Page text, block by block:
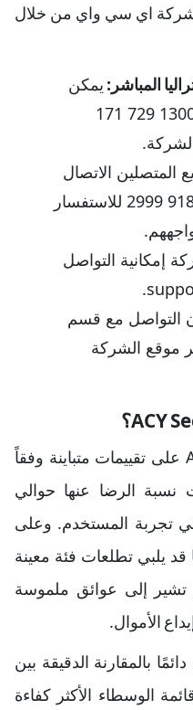
شركة اي سي واي من خلال
المباشر: يمكن
الاتصال على رقم الهاتف 1300 729 171
المتصلين الاتصال
على رقم الهاتف +61 2 9188 2999 للاستفسار
إمكانية التواصل
التواصل مع قسم
موقع الشركة
حصلت شركة ACY Securities على تقييمات متباينة وفقاً
نسبة الرضا عنها حوالي
في تجربة المستخدم. وعلى
يلبي تطلعات فئة معينة
تشير إلى عوائق ملموسة
الأموال.
بالمقارنة الدقيقة بين
الوسطاء الأكثر كفاءة